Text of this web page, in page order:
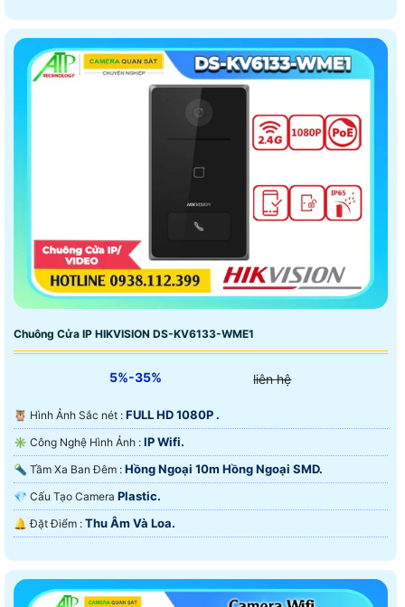
Chuông Cửa IP HIKVISION DS-KV6133-WME1
5%-35% liên hệ
🦉 Hình Ảnh Sắc nét : FULL HD 1080P .
✳️ Công Nghệ Hình Ảnh : IP Wifi.
🔦 Tầm Xa Ban Đêm : Hồng Ngoại 10m Hồng Ngoại SMD.
💎 Cấu Tạo Camera Plastic.
️🔔 Đặt Điểm : Thu Âm Và Loa.